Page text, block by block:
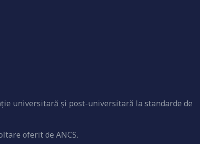
universitară şi post-universitară la standarde de
oferit de ANCS.